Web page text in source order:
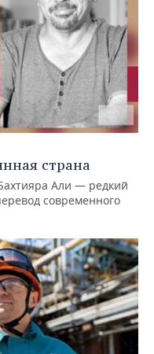
страна
Али — редкий
современного